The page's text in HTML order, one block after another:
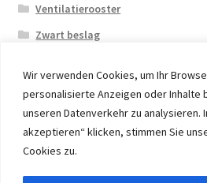
Wir verwenden Cookies, um Ihr
personalisierte Anzeigen oder Inhalte
unseren Datenverkehr zu analysieren.
akzeptieren“ klicken, stimmen Sie
Cookies zu.
Ventilatierooster
Zwart beslag
© 2026 Eruon Trade UG, Germany,